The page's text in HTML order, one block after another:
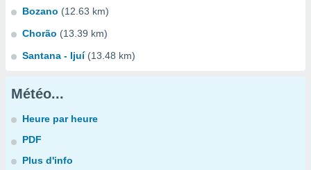
Bozano (12.63 km)
Chorão (13.39 km)
Santana - Ijuí (13.48 km)
Météo...
Heure par heure
PDF
Plus d'info